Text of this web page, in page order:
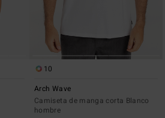
10
Arch Wave
Camiseta de manga corta Blanco
hombre